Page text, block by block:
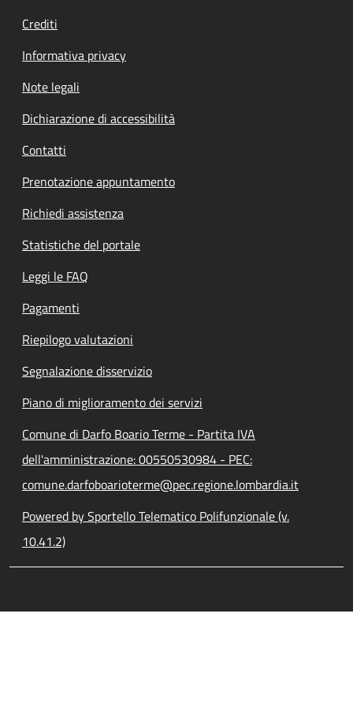
Crediti
Informativa privacy
Note legali
Dichiarazione di accessibilità
Contatti
Prenotazione appuntamento
Richiedi assistenza
Statistiche del portale
Leggi le FAQ
Pagamenti
Riepilogo valutazioni
Segnalazione disservizio
Piano di miglioramento dei servizi
Comune di Darfo Boario Terme - Partita IVA
dell'amministrazione: 00550530984 - PEC:
comune.darfoboarioterme@pec.regione.lombardia.it
Powered by Sportello Telematico Polifunzionale (v.
10.41.2)